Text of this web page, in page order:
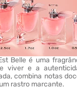
Belle é uma
viver e a
combina notas
rastro marcante.